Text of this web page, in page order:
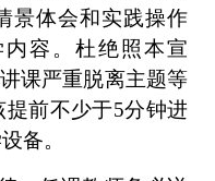
景体会和实践操作
容。杜绝照本宣
课严重脱离主题等
提前不少于5分钟进
备。